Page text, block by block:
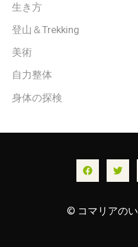
生き方
登山＆Trekking
美術
自力整体
身体の探検
© コマリアの